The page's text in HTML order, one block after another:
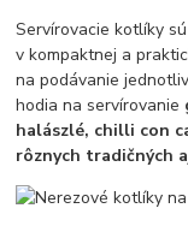
Servírovacie kotlíky
v kompaktnej a
na podávanie
hodia na servírovanie
halászlé, chilli con
rôznych tradičných